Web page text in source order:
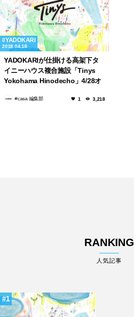
YADOKARI
2018.04.18
YADOKARIが仕掛ける高架下タ
イニーハウス複合施設「Tinys
Yokohama Hinodecho」4/28オ
#casa 編集部 1 3,218
RANKING
人気記事
1